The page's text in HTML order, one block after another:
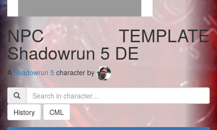
NPC TEMPLATE
Shadowrun 5 DE
A Shadowrun 5 character by
History CML